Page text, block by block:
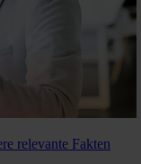
relevante Fakten